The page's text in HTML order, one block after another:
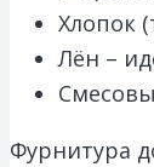
Хлопок
Лён –
Фурнитура